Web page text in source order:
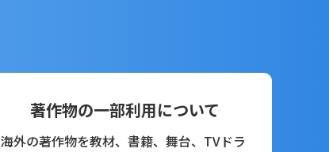
著作物の一部利用について
海外の著作物を教材、書籍、舞台、TVドラ